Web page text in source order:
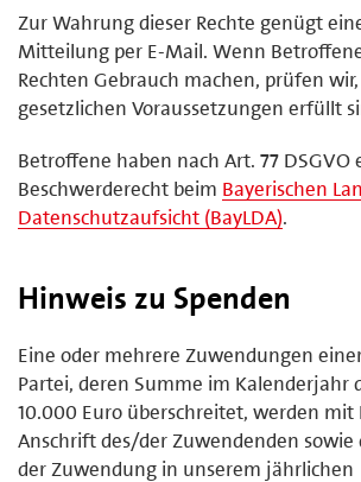
Zur Wahrung dieser Rechte genügt
Mitteilung per E-Mail. Wenn
Rechten Gebrauch machen, prüfen
gesetzlichen Voraussetzungen erfüllt
Betroffene haben nach Art. 77 DSGVO
Beschwerderecht beim Bayerischen
Datenschutzaufsicht (BayLDA).
Hinweis zu Spenden
Eine oder mehrere Zuwendungen
Partei, deren Summe im Kalenderjahr
10.000 Euro überschreitet, werden mit
Anschrift des/der Zuwendenden sowie
der Zuwendung in unserem jährlichen